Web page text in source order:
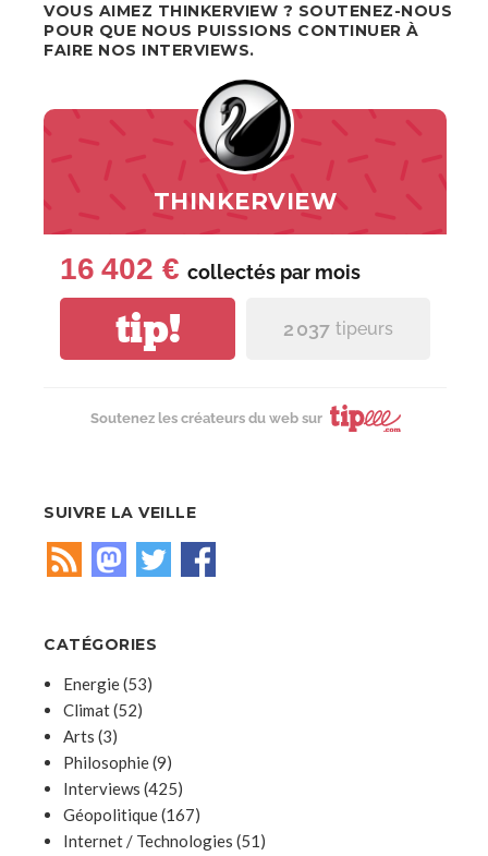
VOUS AIMEZ THINKERVIEW ? SOUTENEZ-NOUS
POUR QUE NOUS PUISSIONS CONTINUER À
FAIRE NOS INTERVIEWS.
THINKERVIEW
16 402 € collectés par mois
tip! 2 037 tipeurs
Soutenez les créateurs du web sur
SUIVRE LA VEILLE
CATÉGORIES
Energie(53)
Climat(52)
Arts (3)
Philosophie(9)
Interviews (425)
Géopolitique(167)
Internet / Technologies (51)